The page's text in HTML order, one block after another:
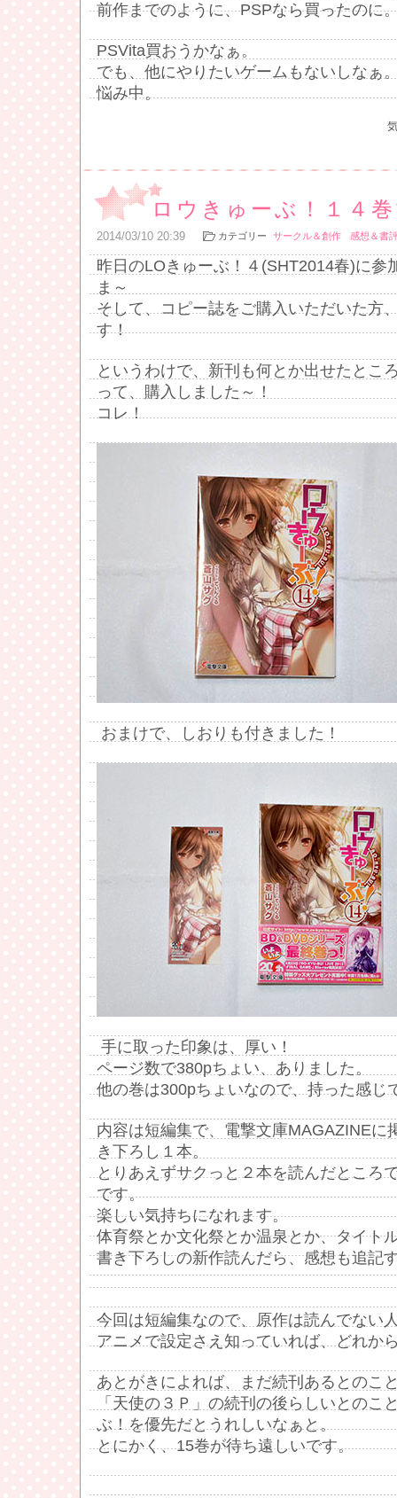
前作までのように、PSPなら買ったのに
PSVita買おうかなぁ。
でも、他にやりたいゲームもないしなぁ
悩み中。
ロウきゅーぶ！１４
2014/03/10 20:39 カテゴリー サークル＆創作 感想＆書
昨日のLOきゅーぶ！４(SHT2014春)に参
ま～
そして、コピー誌をご購入いただいた方
す！
というわけで、新刊も何とか出せたとこ
って、購入しました～！
コレ！
おまけで、しおりも付きました！
手に取った印象は、厚い！
ページ数で380pちょい、ありました。
他の巻は300pちょいなので、持った感じ
内容は短編集で、電撃文庫MAGAZINEに
き下ろし１本。
とりあえずサクっと２本を読んだところ
です。
楽しい気持ちになれます。
体育祭とか文化祭とか温泉とか、タイト
書き下ろしの新作読んだら、感想も追記
今回は短編集なので、原作は読んでない
アニメで設定さえ知っていれば、どれか
あとがきによれば、まだ続刊あるとのこ
「天使の３Ｐ」の続刊の後らしいとのこ
ぶ！を優先だとうれしいなぁと。
とにかく、15巻が待ち遠しいです。